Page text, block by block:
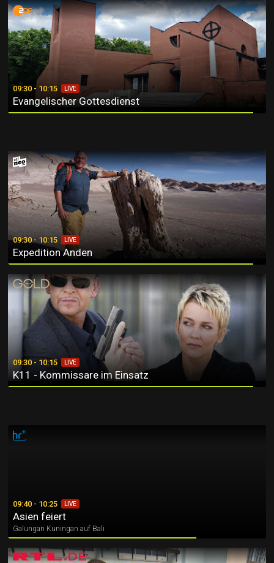
09:30 - 10:15 LIVE
Evangelischer Gottesdienst
Evangelischer Gottesdienst
09:30 - 10:15 LIVE
Expedition Anden
Expedition Anden
09:30 - 10:15 LIVE
K11 - Kommissare im Einsatz
K11 - Kommissare im Einsatz
09:40 - 10:25 LIVE
Asien feiert
Galungan Kuningan auf Bali
Asien feiert
Der Blaulicht Report